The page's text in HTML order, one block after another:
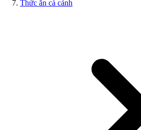
Thức ăn cá cảnh